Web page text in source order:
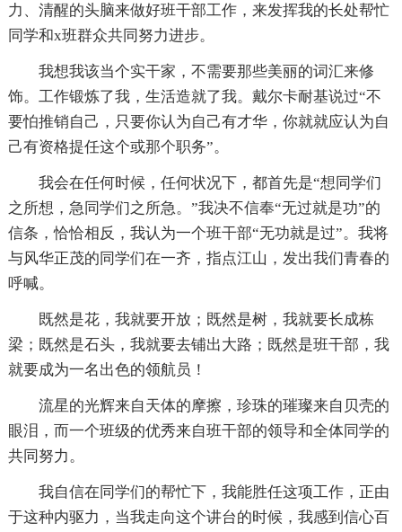
力、清醒的头脑来做好班干部工作，来发挥我的长处帮忙
同学和x班群众共同努力进步。
我想我该当个实干家，不需要那些美丽的词汇来修
饰。工作锻炼了我，生活造就了我。戴尔卡耐基说过“不
要怕推销自己，只要你认为自己有才华，你就就应认为自
己有资格提任这个或那个职务”。
我会在任何时候，任何状况下，都首先是“想同学们
之所想，急同学们之所急。”我决不信奉“无过就是功”的
信条，恰恰相反，我认为一个班干部“无功就是过”。我将
与风华正茂的同学们在一齐，指点江山，发出我们青春的
呼喊。
既然是花，我就要开放；既然是树，我就要长成栋
梁；既然是石头，我就要去铺出大路；既然是班干部，我
就要成为一名出色的领航员！
流星的光辉来自天体的摩擦，珍珠的璀璨来自贝壳的
眼泪，而一个班级的优秀来自班干部的领导和全体同学的
共同努力。
我自信在同学们的帮忙下，我能胜任这项工作，正由
于这种内驱力，当我走向这个讲台的时候，我感到信心百